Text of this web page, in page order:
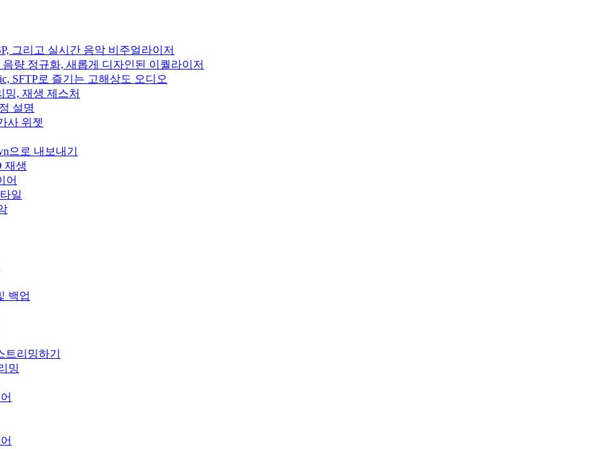
그리고 실시간 음악 비주얼라이저
량 정규화, 새롭게 디자인된 이퀄라이저
SFTP로 즐기는 고해상도 오디오
밍, 재생 제스처
설명
사 위젯
으로 내보내기
재생
어
일
백업
트리밍하기
밍